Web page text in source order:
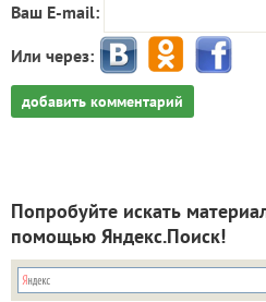
Ваш E-mail:
Или через:
добавить комментарий
Попробуйте искать
помощью Яндекс.Поиск!